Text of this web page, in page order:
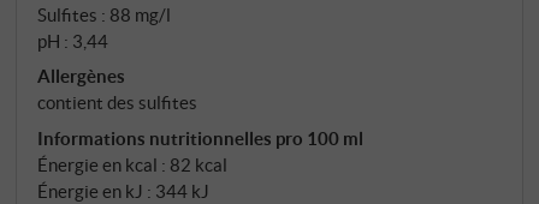
Sulfites : 88 mg/l
pH : 3,44
Allergènes
contient des sulfites
Informations nutritionnelles pro 100 ml
Énergie en kcal : 82 kcal
Énergie en kJ : 344 kJ